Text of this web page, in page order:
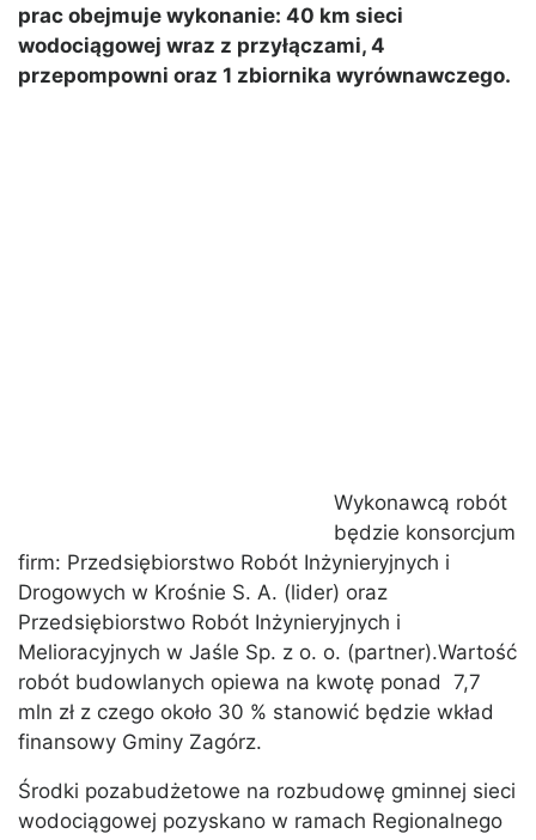
prac obejmuje wykonanie: 40 km sieci
wodociągowej wraz z przyłączami, 4
przepompowni oraz 1 zbiornika wyrównawczego.
Wykonawcą robót
będzie konsorcjum
firm: Przedsiębiorstwo Robót Inżynieryjnych i
Drogowych w Krośnie S. A. (lider) oraz
Przedsiębiorstwo Robót Inżynieryjnych i
Melioracyjnych w Jaśle Sp. z o. o. (partner).Wartość
robót budowlanych opiewa na kwotę ponad 7,7
mln zł z czego około 30 % stanowić będzie wkład
finansowy Gminy Zagórz.
Środki pozabudżetowe na rozbudowę gminnej sieci
wodociągowej pozyskano w ramach Regionalnego